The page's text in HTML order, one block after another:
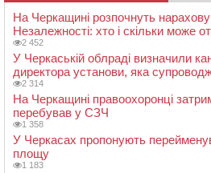
На Черкащині розпочнуть
Незалежності: хто і скільки може
2 452
У Черкаській облраді визначили
директора установи, яка
2 314
На Черкащині правоохоронці
перебував у СЗЧ
1 358
У Черкасах пропонують
площу
1 183